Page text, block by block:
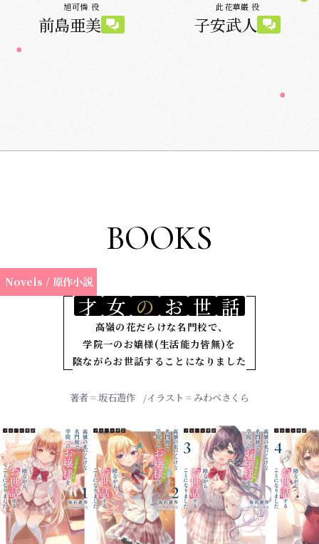
旭可憐 役
前島亜美
此花華巌 役
子安武人
BOOKS
Novels / 原作小説
才 女 の お 世 話
高嶺の花だらけな名門校で、
学院一のお嬢様(生活能力皆無)を
陰ながらお世話することになりました
著者 = 坂石遊作 イラスト = みわべさくら